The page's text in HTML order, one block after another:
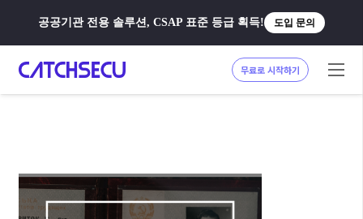
공공기관 전용 솔루션, CSAP 표준 등급 획득! 도입 문의
무료로 시작하기